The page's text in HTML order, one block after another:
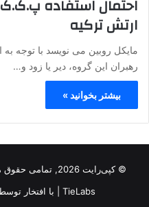
احتمال استفاده پ.ک.ک
ارتش ترکیه
مایکل روبین می نویسد با توجه به
رهبران این گروه، دیر یا زود و…
بیشتر بخوانید »
© کپی‌رایت 2026, تمامی حقوق متعلق است به |
TieLabs | با افتخار